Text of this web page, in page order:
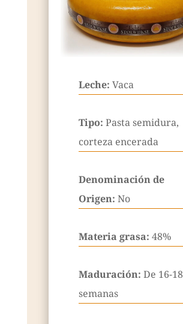
Leche: Vaca
Tipo: Pasta semidura,
corteza encerada
Denominación de
Origen: No
Materia grasa: 48%
Maduración: De 16-18
semanas